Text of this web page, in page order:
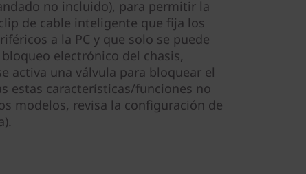
no incluido), para permitir la
de cable inteligente que fija los
a la PC y que solo se puede
electrónico del chasis,
activa una válvula para bloquear el
estas características/funciones no
modelos, revisa la configuración de